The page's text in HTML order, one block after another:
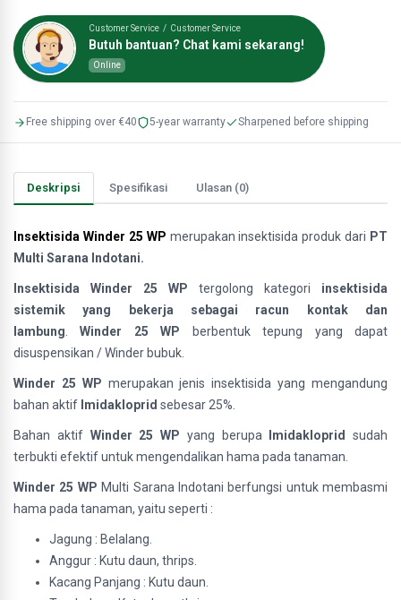
Customer Service / Customer Service
Butuh bantuan? Chat kami sekarang!
Online
Free shipping over €40 5-year warranty Sharpened before shipping
Deskripsi Spesifikasi Ulasan (0)
Insektisida Winder 25 WP merupakan insektisida produk dari PT
Multi Sarana Indotani.
Insektisida Winder 25 WP tergolong kategori insektisida
sistemik yang bekerja sebagai racun kontak dan
lambung .Winder 25 WP berbentuk tepung yang dapat
disuspensikan / Winder bubuk.
Winder 25 WP merupakan jenis insektisida yang mengandung
bahan aktif Imidakloprid sebesar 25%.
Bahan aktif Winder 25 WP yang berupa Imidakloprid sudah
terbukti efektif untuk mengendalikan hama pada tanaman.
Winder 25 WP Multi Sarana Indotani berfungsi untuk membasmi
hama pada tanaman, yaitu seperti :
Jagung : Belalang.
Anggur : Kutu daun, thrips.
Kacang Panjang : Kutu daun.